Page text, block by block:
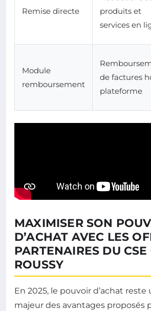
Remise directe
produits et
services en
Module
remboursement
de factures
plateforme
MAXIMISER SON
D’ACHAT AVEC LES
PARTENAIRES DU CSE
ROUSSY
En 2025, le pouvoir d’achat reste
majeur des avantages proposés